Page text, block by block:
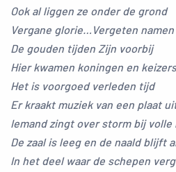
Ook al liggen ze onder de grond
Vergane glorie…Vergeten namen
De gouden tijden Zijn voorbij
Hier kwamen koningen en keizers
Het is voorgoed verleden tijd
Er kraakt muziek van een plaat
Iemand zingt over storm bij volle
De zaal is leeg en de naald blijft
In het deel waar de schepen